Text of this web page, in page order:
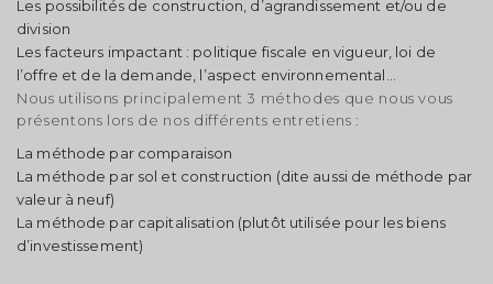
Les possibilités de construction, d’agrandissement et/ou de
division
Les facteurs impactant : politique fiscale en vigueur, loi de
l’offre et de la demande, l’aspect environnemental…
Nous utilisons principalement 3 méthodes que nous vous
présentons lors de nos différents entretiens :
La méthode par comparaison
La méthode par sol et construction (dite aussi de méthode par
valeur à neuf)
La méthode par capitalisation (plutôt utilisée pour les biens
d’investissement)
Enregistrez votre recherche et entrez dans la salle
Vous serez notifié par email dès l'arrivée d'une
annonce correspondant à vos critères.
Type d'annonce
Location
Vente